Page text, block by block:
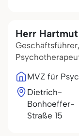
Herr
MVZ für
Dietrich-
Bonhoeffer-
Straße 15